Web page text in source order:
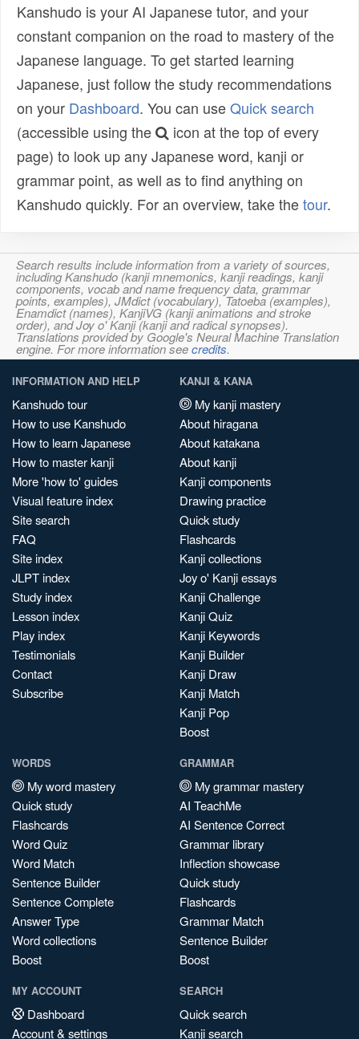
Kanshudo is your AI Japanese tutor, and your
constant companion on the road to mastery of the
Japanese language. To get started learning
Japanese, just follow the study recommendations
on your Dashboard. You can useQuick search
(accessible using the
icon at the top of every
page) to look up any Japanese word, kanji or
grammar point, as well as to find anything on
Kanshudo quickly. For an overview, take thetour.
Search results include information from a variety of sources,
including Kanshudo (kanji mnemonics, kanji readings, kanji
components, vocab and name frequency data, grammar
points, examples), JMdict (vocabulary), Tatoeba (examples),
Enamdict (names), KanjiVG (kanji animations and stroke
order), and Joy o' Kanji (kanji and radical synopses).
Translations provided by Google's Neural Machine Translation
engine. For more information seecredits.
INFORMATION AND HELP
Kanshudo tour
How to use Kanshudo
How to learn Japanese
How to master kanji
More 'how to' guides
Visual feature index
Site search
FAQ
Site index
JLPT index
Study index
Lesson index
Play index
Testimonials
Contact
Subscribe
KANJI & KANA
My kanji mastery
About hiragana
About katakana
About kanji
Kanji components
Drawing practice
Quick study
Flashcards
Kanji collections
Joy o' Kanji essays
Kanji Challenge
Kanji Quiz
Kanji Keywords
Kanji Builder
Kanji Draw
Kanji Match
Kanji Pop
Boost
WORDS
My word mastery
Quick study
Flashcards
Word Quiz
Word Match
Sentence Builder
Sentence Complete
Answer Type
Word collections
Boost
GRAMMAR
My grammar mastery
AI TeachMe
AI Sentence Correct
Grammar library
Inflection showcase
Quick study
Flashcards
Grammar Match
Sentence Builder
Boost
MY ACCOUNT
Dashboard
Account & settings
SEARCH
Quick search
Kanji search